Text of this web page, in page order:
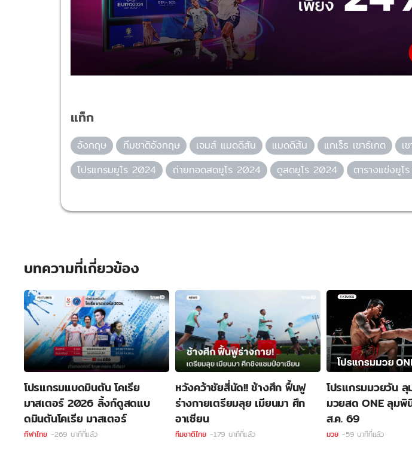
แท็ก
อังกฤษ ทีมชาติอังกฤษ เจมส์ แมดดิสัน แมดดิสัน แกเร็ธ เซาธ์เกต
เ
โปรแกรมยูโร 2024
ถ่ายทอดสดยูโร 2024 ดูสดยูโร 2024 ตารางแข่งยูโ
บทความที่เกี่ยวข้อง
โปรแกรมแบดมินตัน โคเรีย
มาสเตอร์ 2026 ลิ้งก์ดูสดแบ
ดมินตันโคเรีย มาสเตอร์
กีฬาไทย -269 นาทีที่แล้ว
หวังคว้าชัยสี่นัด!! ช้างศึก ฟื้นฟู
ร่างกายเตรียมลุย เมียนมา ศึก
อาเซียน
ทีมชาติไทย -179 นาทีที่แล้ว
โปรแกรมมวยวัน
มวยสด ONE ลุม
ส.ค. 69
มวย -59 นาทีที่แล้ว